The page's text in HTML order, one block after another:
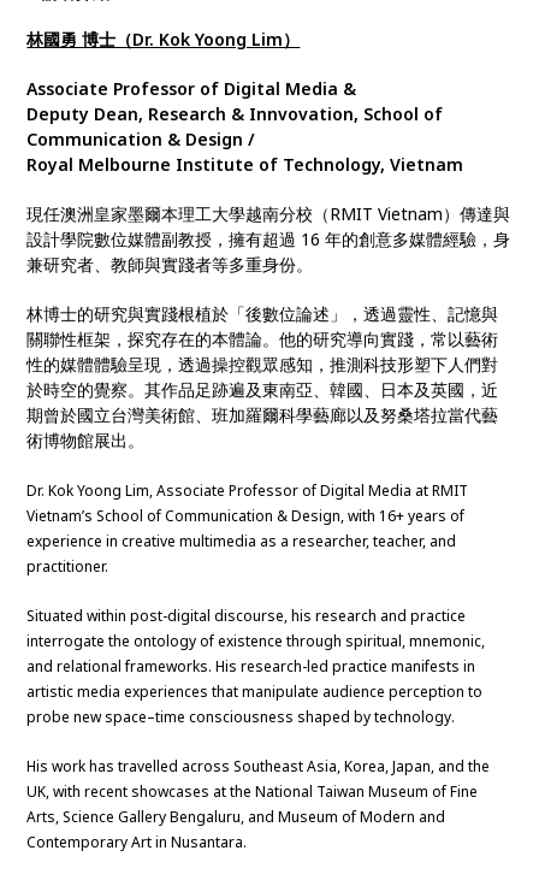
林國勇 博士（Dr. Kok Yoong Lim）
Associate Professor of Digital Media &
Deputy Dean, Research & Innvovation, School of
Communication & Design/
Royal Melbourne Institute of Technology, Vietnam
現任澳洲皇家墨爾本理工大學越南分校（RMIT Vietnam）傳達與
設計學院數位媒體副教授，擁有超過 16 年的創意多媒體經驗，身
兼研究者、教師與實踐者等多重身份。
林博士的研究與實踐根植於「後數位論述」，透過靈性、記憶與
關聯性框架，探究存在的本體論。他的研究導向實踐，常以藝術
性的媒體體驗呈現，透過操控觀眾感知，推測科技形塑下人們對
於時空的覺察。其作品足跡遍及東南亞、韓國、日本及英國，近
期曾於國立台灣美術館、班加羅爾科學藝廊以及努桑塔拉當代藝
術博物館展出。
Dr. Kok Yoong Lim, Associate Professor of Digital Media at RMIT
Vietnam’s School of Communication & Design, with 16+ years of
experience in creative multimedia as a researcher, teacher, and
practitioner.
Situated within post-digital discourse, his research and practice
interrogate the ontology of existence through spiritual, mnemonic,
and relational frameworks. His research-led practice manifests in
artistic media experiences that manipulate audience perception to
probe new space–time consciousness shaped by technology.
His work has travelled across Southeast Asia, Korea, Japan, and the
UK, with recent showcases at the National Taiwan Museum of Fine
Arts, Science Gallery Bengaluru, and Museum of Modern and
Contemporary Art in Nusantara.